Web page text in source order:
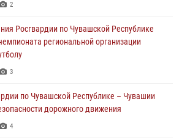
задержали подозреваемого в
службы войск национальной гвардии
Герой России генерал армии Виктор Золотов
подразделений тыла с профессиональным
2
Росгвардии по Чувашской Республике
региональной организации
3
по Чувашской Республике – Чувашии
дорожного движения
4